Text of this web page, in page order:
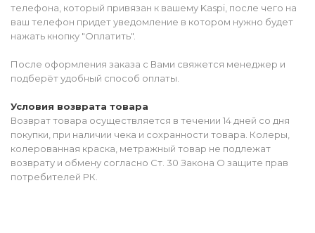
телефона, который привязан к вашему Kaspi, после чего на
ваш телефон придет уведомление в котором нужно будет
нажать кнопку "Оплатить".
После оформления заказа с Вами свяжется менеджер и
подберёт удобный способ оплаты.
Условия возврата товара
Возврат товара осуществляется в течении 14 дней со дня
покупки, при наличии чека и сохранности товара. Колеры,
колерованная краска, метражный товар не подлежат
возврату и обмену согласно Ст. 30 Закона О защите прав
потребителей РК.